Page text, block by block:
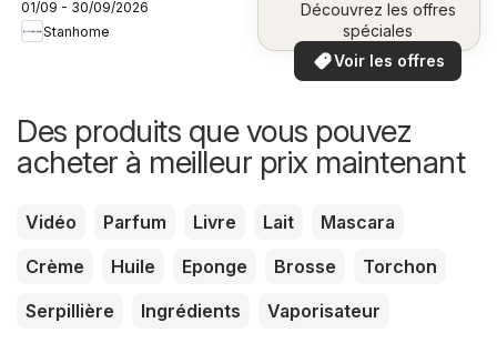
2026
01/09 - 30/09/2026
Stanhome
Découvrez les offres
spéciales
Voir les offres
Des produits que vous pouvez
acheter à meilleur prix maintenant
Vidéo Parfum Livre Lait
Mascara
Crème
Huile Eponge Brosse
Torchon
Serpillière
Ingrédients Vaporisateur